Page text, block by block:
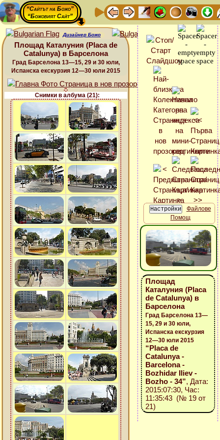
“Сайтът на Божо”
“Божовият Сайт”
Дизайнер Божо
Площад Каталуния (Placa de
Catalunya) в Барселона
Град Барселона 13—15, 29 и 30 юли,
Испанска екскурзия 12—30 юли 2015
Снимки в албума (21):
Файлове
Помощ
Площад
Каталуния (Placa
de Catalunya) в
Барселона
Град Барселона 13—
15, 29 и 30 юли,
Испанска екскурзия
12—30 юли 2015
“Placa de
Catalunya -
Barcelona -
Bozhidar Iliev -
Bozho - 34”, Дата:
2015:07:30, Час:
11:35:43 (№ 19 от
21)